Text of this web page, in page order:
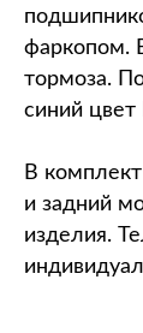
фаркопом.
тормоза.
синий цвет
В
и задний
изделия.